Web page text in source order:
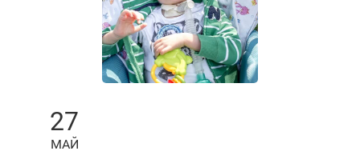
27
МАЙ